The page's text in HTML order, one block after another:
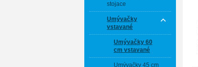
stojace
Umývačky
vstavané
Umývačky 60
cm vstavané
Umývačky 45 cm